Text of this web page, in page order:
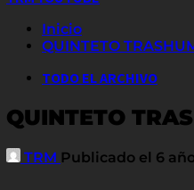
Inicio
QUINTETO
TODO EL ARCHIVO
QUINTETO
TRM Publicado el 6